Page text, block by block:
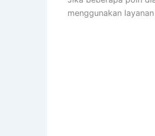
menggunakan